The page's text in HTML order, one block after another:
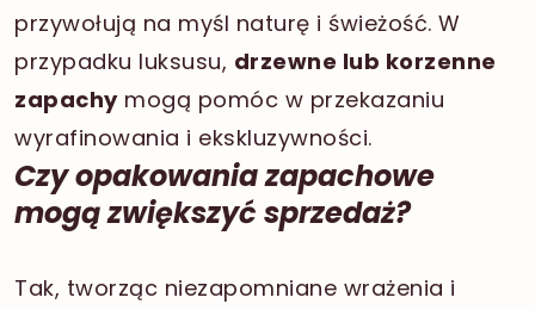
przywołują na myśl naturę i świeżość. W
przypadku luksusu, drzewne lub korzenne
zapachymogą pomóc w przekazaniu
wyrafinowania i ekskluzywności.
Czy opakowania zapachowe
mogą zwiększyć sprzedaż?
Tak, tworząc niezapomniane wrażenia i